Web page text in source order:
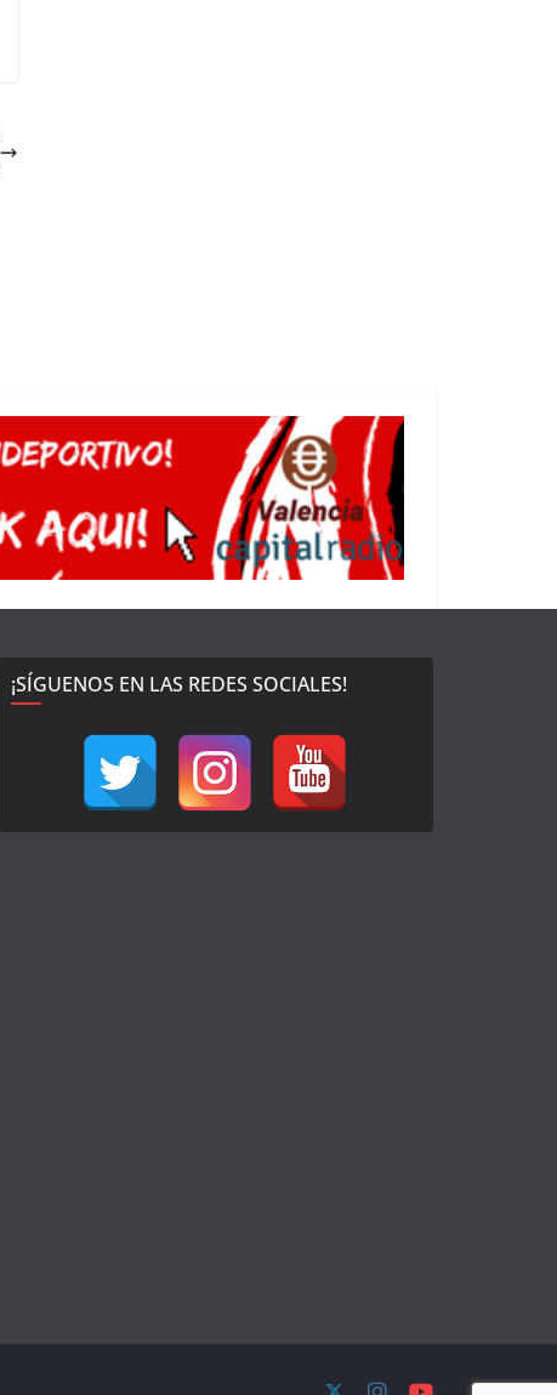
¡SÍGUENOS EN LAS REDES SOCIALES!